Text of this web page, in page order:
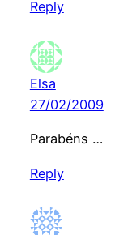
Reply
Elsa
27/02/2009
Parabéns …
Reply